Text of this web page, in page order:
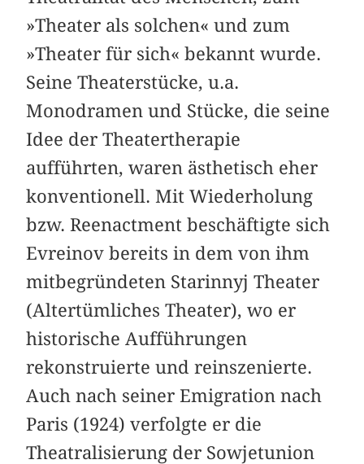
»Theater als solchen« und zum
»Theater für sich« bekannt wurde.
Seine Theaterstücke, u.a.
Monodramen und Stücke, die seine
Idee der Theatertherapie
aufführten, waren ästhetisch eher
konventionell. Mit Wiederholung
bzw. Reenactment beschäftigte sich
Evreinov bereits in dem von ihm
mitbegründeten Starinnyj Theater
(Altertümliches Theater), wo er
historische Aufführungen
rekonstruierte und reinszenierte.
Auch nach seiner Emigration nach
Paris (1924) verfolgte er die
Theatralisierung der Sowjetunion